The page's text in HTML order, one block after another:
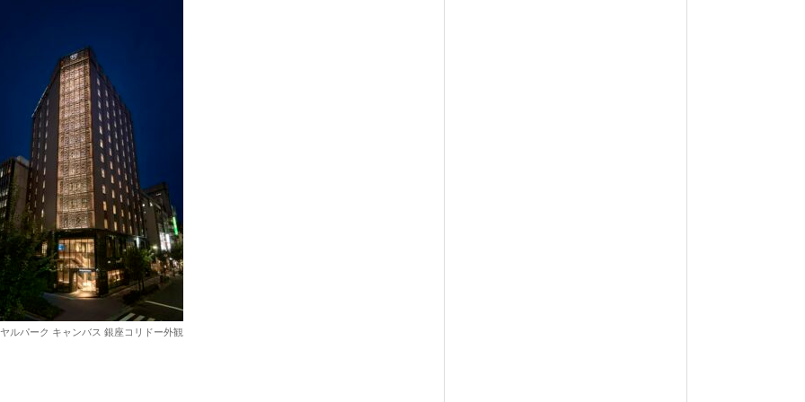
ルパーク キャンバス 銀座コリドー外観